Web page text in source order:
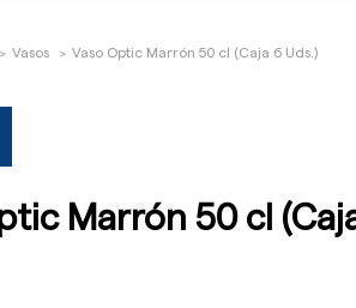
Vasos Vaso Optic Marrón 50 cl (Caja 6 Uds.)
Marrón 50 cl